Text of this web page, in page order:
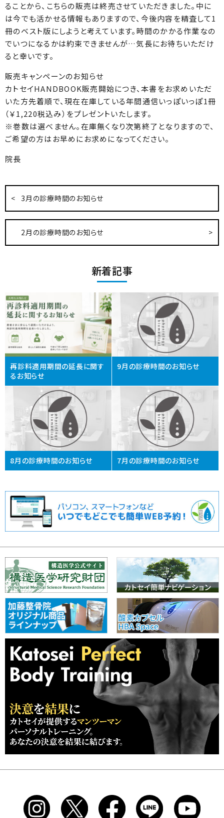
ることから、こちらの販売は終売させていただきました。中に
は今でも活かせる情報もありますので、今後内容を精査して1
冊のベスト版にしようと考えています。時間のかかる作業なの
でいつになるかは約束できませんが…気長にお待ちいただけ
ると幸いです。
販売キャンペーンのお知らせ
カトセイHANDBOOK販売開始につき、本書をお求めいただ
いた方先着順で、現在在庫している年間通信いっぽいっぽ1冊
（￥1,220税込み）をプレゼントいたします。
※巻数は選べません。在庫無くなり次第終了となりますので、
ご希望の方はお早めにお求めになってください。
院長
3月の診療時間のお知らせ
2月の診療時間のお知らせ
新着記事
再診料適用期間の延長に関す
るお知らせ
9月の診療時間のお知らせ
8月の診療時間のお知らせ 7月の診療時間のお知らせ